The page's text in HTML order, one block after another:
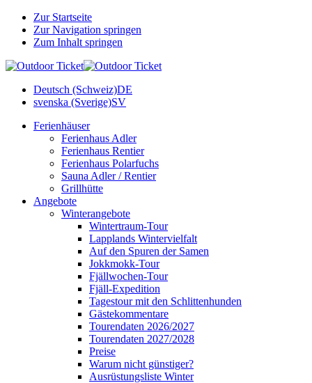
Zur Startseite
Zur Navigation springen
Zum Inhalt springen
Deutsch (Schweiz)DE
svenska (Sverige)SV
Ferienhäuser
Ferienhaus Adler
Ferienhaus Rentier
Ferienhaus Polarfuchs
Sauna Adler / Rentier
Grillhütte
Angebote
Winterangebote
Wintertraum-Tour
Lapplands Wintervielfalt
Auf den Spuren der Samen
Jokkmokk-Tour
Fjällwochen-Tour
Fjäll-Expedition
Tagestour mit den Schlittenhunden
Gästekommentare
Tourendaten 2026/2027
Tourendaten 2027/2028
Preise
Warum nicht günstiger?
Ausrüstungsliste Winter